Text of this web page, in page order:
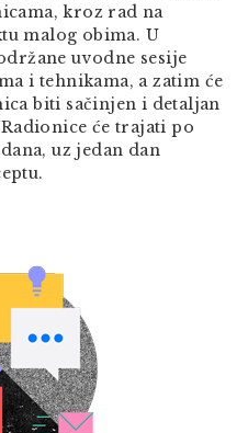
kroz rad na
malog obima. U
uvodne sesije
i tehnikama, a zatim će
biti sačinjen i detaljan
će trajati po
uz jedan dan